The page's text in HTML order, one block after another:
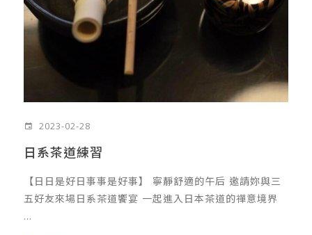
2023-02-28
日系茶道練習
【日日是好日事事是好事】 寧靜舒適的午后 邀請妳與三
五好友來場日系茶道饗宴 一起進入日本茶道的禪意境界
...